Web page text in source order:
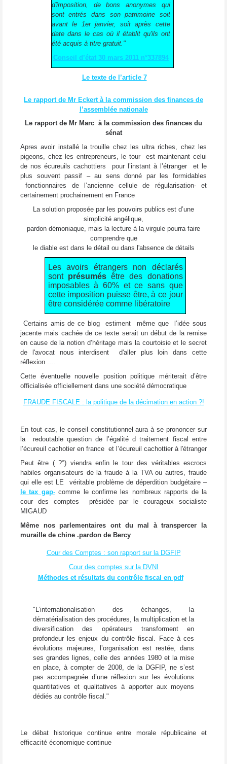
d'imposition, de bons anonymes qui
sont entrés dans son patrimoine soit
avant le 1er janvier, soit après cette
date dans le cas où il établit qu'ils ont
été acquis à titre gratuit."
Conseil d’état 30 mars 2011 n°337894
Le texte de l’article 7
Le rapport de Mr Eckert à la commission des finances de
l’assemblée nationale
Le rapport de Mr Marc à la commission des finances du
sénat
Apres avoir installé la trouille chez les ultra riches, chez les
pigeons, chez les entrepreneurs, le tour est maintenant celui
de nos écureuils cachottiers pour l’instant à l’étranger et le
plus souvent passif – au sens donné par les formidables
fonctionnaires de l’ancienne cellule de régularisation- et
certainement prochainement en France
La solution proposée par les pouvoirs publics est d’une
simplicité angélique,
pardon démoniaque, mais la lecture à la virgule pourra faire
comprendre que
le diable est dans le détail ou dans l'absence de détails
Les avoirs étrangers non déclarés
sont présumésêtre des donations
imposables à 60% et ce sans que
cette imposition puisse être, à ce jour
être considérée comme libératoire
Certains amis de ce blog estiment même que l’idée sous
jacente mais cachée de ce texte serait un début de la remise
en cause de la notion d’héritage mais la courtoisie et le secret
de l'avocat nous interdisent d'aller plus loin dans cette
réflexion ....
Cette éventuelle nouvelle position politique mériterait d’être
officialisée officiellement dans une société démocratique
FRAUDE FISCALE : la politique de la décimation en action ?!
En tout cas, le conseil constitutionnel aura à se prononcer sur
la redoutable question de l’égalité d traitement fiscal entre
l’écureuil cachotier en france et l’écureuil cachottier à l'étranger
Peut être ( ?°) viendra enfin le tour des véritables escrocs
habiles organisateurs de la fraude à la TVA ou autres, fraude
qui elle est LE véritable problème de déperdition budgétaire –
le tax gap-comme le confirme les nombreux rapports de la
cour des comptes présidée par le courageux socialiste
MIGAUD
Même nos parlementaires ont du mal à transpercer la
muraille de chine .pardon de Bercy
Cour des Comptes : son rapport sur la DGFIP
Cour des comptes sur la DVNI
Méthodes et résultats du contrôle fiscal en pdf
"L’internationalisation des échanges, la
dématérialisation des procédures, la multiplication et la
diversification des opérateurs transforment en
profondeur les enjeux du contrôle fiscal. Face à ces
évolutions majeures, l’organisation est restée, dans
ses grandes lignes, celle des années 1980 et la mise
en place, à compter de 2008, de la DGFIP, ne s’est
pas accompagnée d’une réflexion sur les évolutions
quantitatives et qualitatives à apporter aux moyens
dédiés au contrôle fiscal."
Le débat historique continue entre morale républicaine et
efficacité économique continue